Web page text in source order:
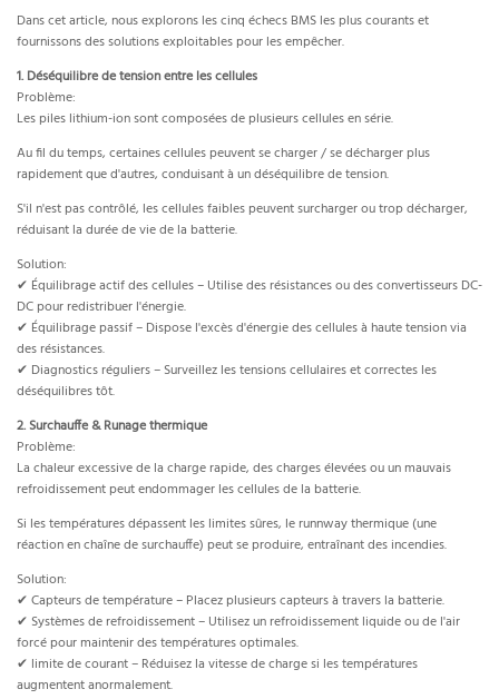
Dans cet article, nous explorons les cinq échecs BMS les plus courants et
fournissons des solutions exploitables pour les empêcher.
1. Déséquilibre de tension entre les cellules
Problème:
Les piles lithium-ion sont composées de plusieurs cellules en série.
Au fil du temps, certaines cellules peuvent se charger / se décharger plus
rapidement que d'autres, conduisant à un déséquilibre de tension.
S'il n'est pas contrôlé, les cellules faibles peuvent surcharger ou trop décharger,
réduisant la durée de vie de la batterie.
Solution:
✔ Équilibrage actif des cellules – Utilise des résistances ou des convertisseurs DC-
DC pour redistribuer l'énergie.
✔ Équilibrage passif – Dispose l'excès d'énergie des cellules à haute tension via
des résistances.
✔ Diagnostics réguliers – Surveillez les tensions cellulaires et correctes les
déséquilibres tôt.
2. Surchauffe & Runage thermique
Problème:
La chaleur excessive de la charge rapide, des charges élevées ou un mauvais
refroidissement peut endommager les cellules de la batterie.
Si les températures dépassent les limites sûres, le runnway thermique (une
réaction en chaîne de surchauffe) peut se produire, entraînant des incendies.
Solution:
✔ Capteurs de température – Placez plusieurs capteurs à travers la batterie.
✔ Systèmes de refroidissement – Utilisez un refroidissement liquide ou de l'air
forcé pour maintenir des températures optimales.
✔ limite de courant – Réduisez la vitesse de charge si les températures
augmentent anormalement.